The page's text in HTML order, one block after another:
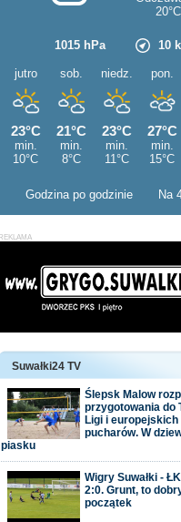
Godzina po godzinie Na
Suwałki24 TV
Ślepsk Malow
przygotowania do
Ligi i europejskich
pucharów. W
piasku
Wigry Suwałki -
2:0. Grunt, to
początek